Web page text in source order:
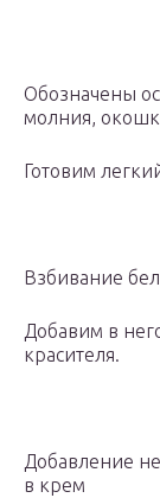
Обозначены
молния,
Готовим
Взбивание
Добавим в
красителя.
Добавление
в крем